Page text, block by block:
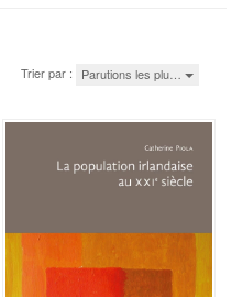
Trier par : Parutions les plu…